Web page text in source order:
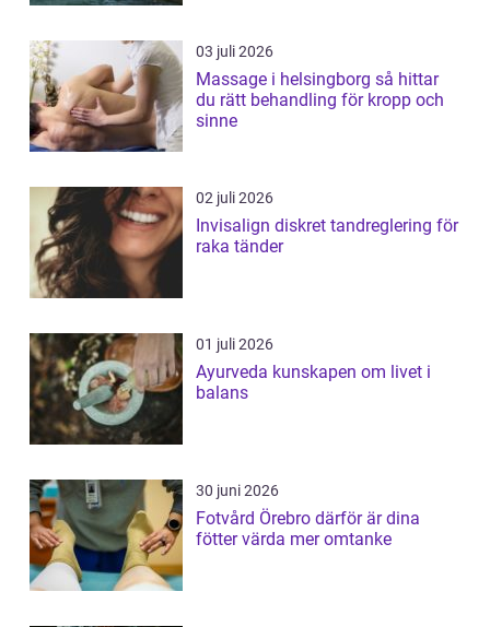
03 juli 2026
Massage i helsingborg så hittar
du rätt behandling för kropp och
sinne
02 juli 2026
Invisalign diskret tandreglering för
raka tänder
01 juli 2026
Ayurveda kunskapen om livet i
balans
30 juni 2026
Fotvård Örebro därför är dina
fötter värda mer omtanke